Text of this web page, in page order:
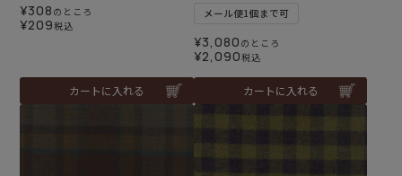
¥308 のところ
¥209税込
カートに入れる
メール便1個まで可
¥3,080 のところ
¥2,090税込
カートに入れる